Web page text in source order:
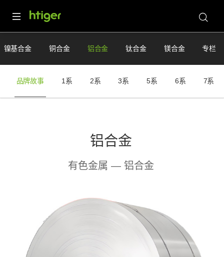
镍基合金 铜合金 铝合金 钛合金 镁合金 专栏
品牌故事 1系 2系 3系 5系 6系 7系
铝合金
有色金属 — 铝合金